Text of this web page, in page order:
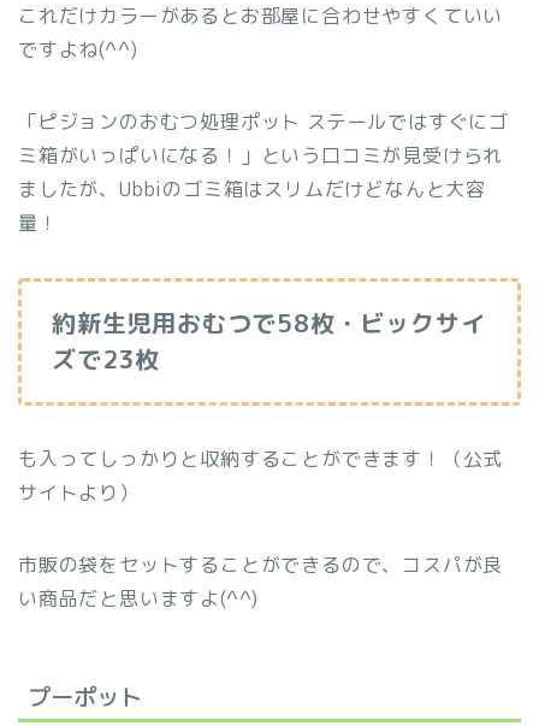
これだけカラーがあるとお部屋に合わせやすくていい
ですよね(^^)
「ピジョンのおむつ処理ポット ステールではすぐにゴ
ミ箱がいっぱいになる！」という口コミが見受けられ
ましたが、Ubbiのゴミ箱はスリムだけどなんと大容
量！
約新生児用おむつで58枚・ビックサイ
ズで23枚
も入ってしっかりと収納することができます！（公式
サイトより）
市販の袋をセットすることができるので、コスパが良
い商品だと思いますよ(^^)
プーポット